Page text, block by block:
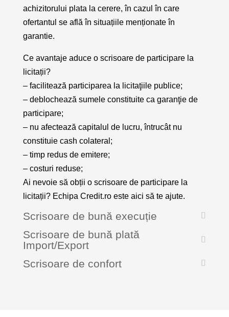
achizitorului plata la cerere, în cazul în care
ofertantul se află în situațiile menționate în
garantie.
Ce avantaje aduce o scrisoare de participare la
licitații?
– facilitează participarea la licitaţiile publice;
– deblochează sumele constituite ca garanţie de
participare;
– nu afectează capitalul de lucru, întrucât nu
constituie cash colateral;
– timp redus de emitere;
– costuri reduse;
Ai nevoie să obții o scrisoare de participare la
licitații? Echipa Credit.ro este aici să te ajute.
Scrisoare de bună execuție
Scrisoare de bună plată
Import/Export
Scrisoare de confort